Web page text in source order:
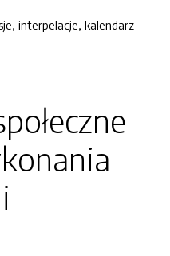
interpelacje, kalendarz